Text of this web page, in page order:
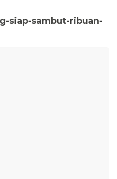
siap-sambut-ribuan-